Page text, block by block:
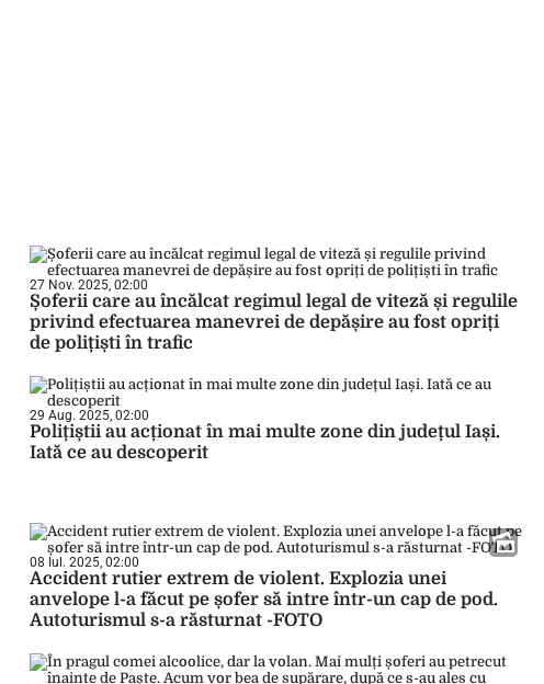
27 Nov. 2025, 02:00
Șoferii care au încălcat regimul legal de viteză și regulile
privind efectuarea manevrei de depășire au fost opriți
de polițiști în trafic
29 Aug. 2025, 02:00
Polițiștii au acționat în mai multe zone din județul Iași.
Iată ce au descoperit
08 Iul. 2025, 02:00
Accident rutier extrem de violent. Explozia unei
anvelope l-a făcut pe șofer să intre într-un cap de pod.
Autoturismul s-a răsturnat -FOTO